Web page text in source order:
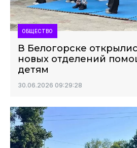
ОБЩЕСТВО
В Белогорске
новых отделений
детям
30.06.2026 09:29:28